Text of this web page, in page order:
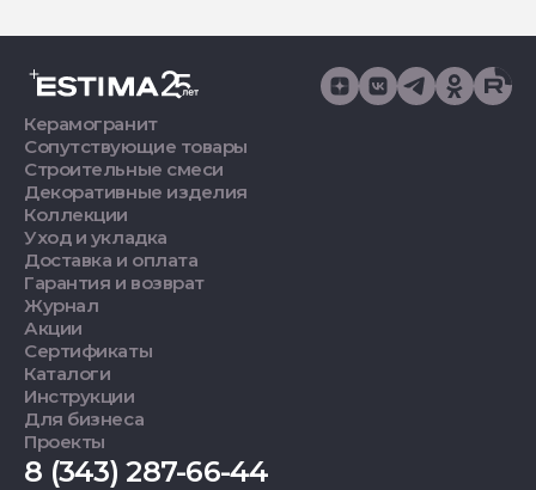
Керамогранит
Сопутствующие товары
Строительные смеси
Декоративные изделия
Коллекции
Уход и укладка
Доставка и оплата
Гарантия и возврат
Журнал
Акции
Сертификаты
Каталоги
Инструкции
Для бизнеса
Проекты
8 (343) 287-66-44